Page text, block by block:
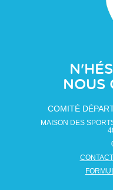
NOUS
COMITÉ
MAISON DES